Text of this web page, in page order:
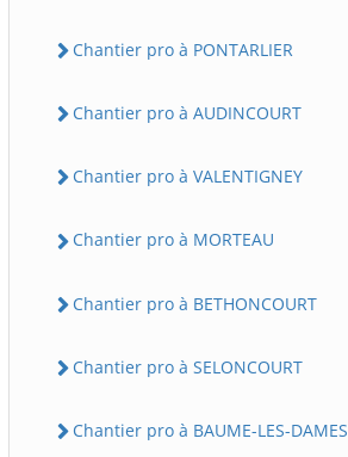
Chantier pro à PONTARLIER
Chantier pro à AUDINCOURT
Chantier pro à VALENTIGNEY
Chantier pro à MORTEAU
Chantier pro à BETHONCOURT
Chantier pro à SELONCOURT
Chantier pro à BAUME-LES-DAMES